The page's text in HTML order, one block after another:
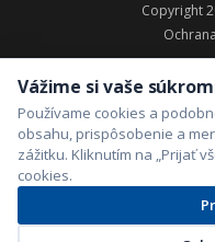
Copyright
Vážime si vaše
Používame cookies a
obsahu, prispôsobenie a
zážitku. Kliknutím na „Prijať
cookies.